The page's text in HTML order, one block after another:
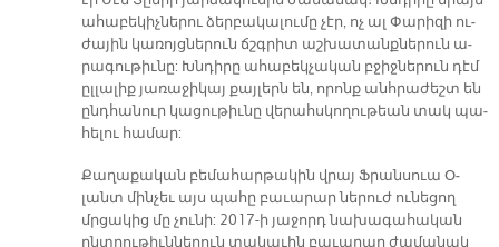
ա­հա­բե­կիչ­նե­րու ձեր­բա­կա­լու­մը չէր, ոչ ալ Փա­րի­զի ու­
ժա­յին կա­ռոյց­նե­րուն ճշգրիտ աշ­խա­տանք­նե­րուն ա­
րա­գու­թիւ­նը: Խնդի­րը ա­հա­բեկ­չա­կան բջիջ­նե­րուն դէմ
ըլ­լա­լիք յա­ռա­ջի­կայ քայ­լերն են, ո­րոնք անհ­րա­ժեշտ են
ընդ­հա­նուր կա­ցու­թիւ­նը վե­րահս­կո­ղու­թեան տակ պա­
հե­լու հա­մար:
Քա­ղա­քա­կան բե­մա­հար­թա­կին վրայ Ֆրան­սուա Օ­
լանտ մին­չեւ այս պա­հը բա­ւա­րար նե­րուժ ու­նե­ցող
մրցա­կից մը չու­նի: 2017-ի յա­ջորդ նա­խա­գա­հա­կան
ընտ­րու­թիւն­նե­րուն տա­կա­ւին բա­ւա­րար ժա­մա­նակ